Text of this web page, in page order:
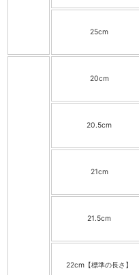
25cm
20cm
20.5cm
21cm
21.5cm
22cm【標準の長さ】